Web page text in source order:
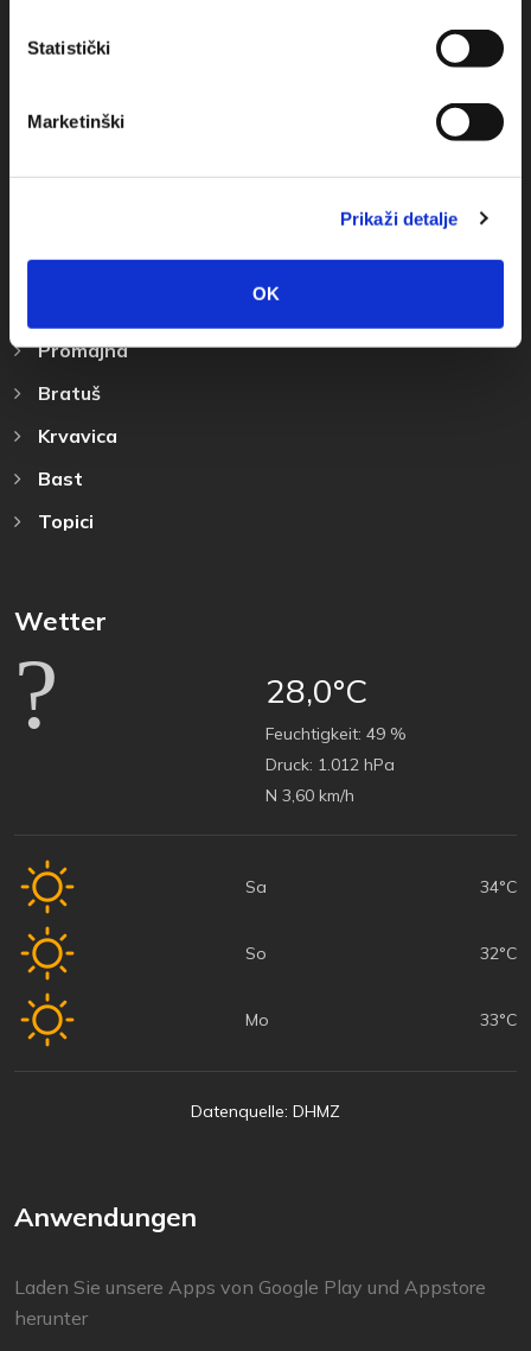
Statistički
Marketinški
Prikaži detalje
OK
info@baskavoda.hr
Promajna
Bratuš
Krvavica
Bast
Topici
Wetter
28,0°C
Feuchtigkeit: 49 %
Druck: 1.012 hPa
N 3,60 km/h
Sa 34°C
So 32°C
Mo 33°C
Datenquelle: DHMZ
Anwendungen
Laden Sie unsere Apps von Google Play und Appstore
herunter